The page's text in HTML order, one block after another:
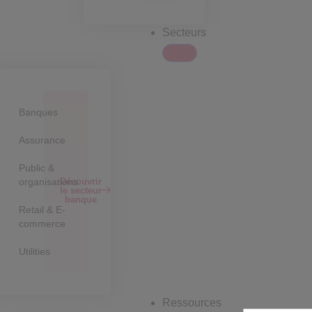
Secteurs
Banques
Assurance
Public &
organisations
Retail & E-
commerce
Utilities
Découvrir
le secteur
banque
Ressources